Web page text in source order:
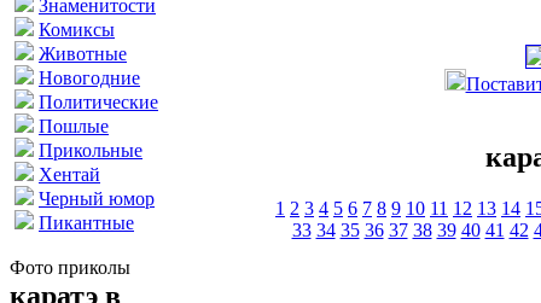
Знаменитости
Комиксы
Животные
Новогодние
Политические
Пошлые
Прикольные
Хентай
Черный юмор
Пикантные
Фото приколы
каратэ в
1 2 3 4 5 6 7 8 9 10 11 12 13 14
33 34 35 36 37 38 39 40 41 42